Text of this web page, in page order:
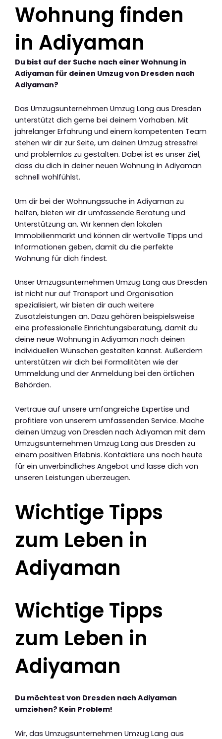
Wohnung finden
in Adiyaman
Du bist auf der Suche nach einer Wohnung in
Adiyaman für deinen Umzug von Dresden nach
Adiyaman?
Das Umzugsunternehmen Umzug Lang aus Dresden
unterstützt dich gerne bei deinem Vorhaben. Mit
jahrelanger Erfahrung und einem kompetenten Team
stehen wir dir zur Seite, um deinen Umzug stressfrei
und problemlos zu gestalten. Dabei ist es unser Ziel,
dass du dich in deiner neuen Wohnung in Adiyaman
schnell wohlfühlst.
Um dir bei der Wohnungssuche in Adiyaman zu
helfen, bieten wir dir umfassende Beratung und
Unterstützung an. Wir kennen den lokalen
Immobilienmarkt und können dir wertvolle Tipps und
Informationen geben, damit du die perfekte
Wohnung für dich findest.
Unser Umzugsunternehmen Umzug Lang aus Dresden
ist nicht nur auf Transport und Organisation
spezialisiert, wir bieten dir auch weitere
Zusatzleistungen an. Dazu gehören beispielsweise
eine professionelle Einrichtungsberatung, damit du
deine neue Wohnung in Adiyaman nach deinen
individuellen Wünschen gestalten kannst. Außerdem
unterstützen wir dich bei Formalitäten wie der
Ummeldung und der Anmeldung bei den örtlichen
Behörden.
Vertraue auf unsere umfangreiche Expertise und
profitiere von unserem umfassenden Service. Mache
deinen Umzug von Dresden nach Adiyaman mit dem
Umzugsunternehmen Umzug Lang aus Dresden zu
einem positiven Erlebnis. Kontaktiere uns noch heute
für ein unverbindliches Angebot und lasse dich von
unseren Leistungen überzeugen.
Wichtige Tipps
zum Leben in
Adiyaman
Wichtige Tipps
zum Leben in
Adiyaman
Du möchtest von Dresden nach Adiyaman
umziehen? Kein Problem!
Wir, das Umzugsunternehmen Umzug Lang aus